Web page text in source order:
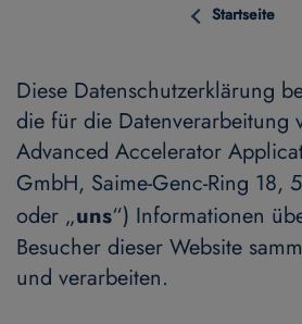
Startseite
Diese Datenschutzerklärung
die für die Datenverarbeitung
Advanced Accelerator
GmbH, Saime-Genc-Ring 18,
oder „uns“) Informationen
Besucher dieser Website
und verarbeiten.